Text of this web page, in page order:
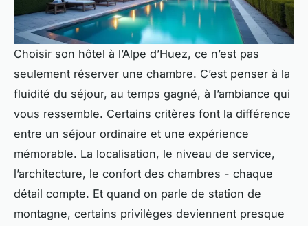
Choisir son hôtel à l’Alpe d’Huez, ce n’est pas
seulement réserver une chambre. C’est penser à la
fluidité du séjour, au temps gagné, à l’ambiance qui
vous ressemble. Certains critères font la différence
entre un séjour ordinaire et une expérience
mémorable. La localisation, le niveau de service,
l’architecture, le confort des chambres - chaque
détail compte. Et quand on parle de station de
montagne, certains privilèges deviennent presque